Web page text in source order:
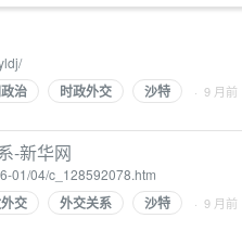
治 时政外交 沙特 · 9 月前
-新华网
01/04/c_128592078.htm
交 外交关系 沙特 · 9 月前